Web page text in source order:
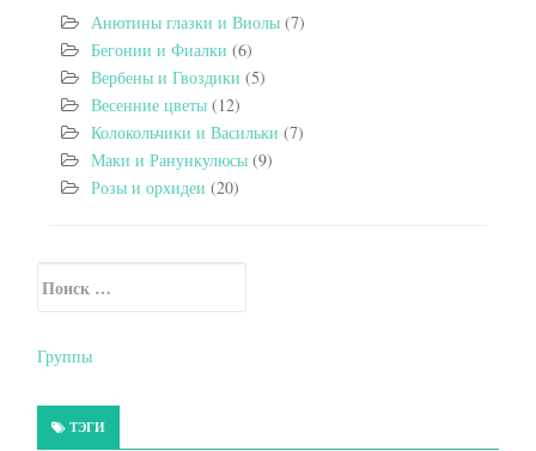
Анютины глазки и Виолы (7)
Бегонии и Фиалки (6)
Вербены и Гвоздики (5)
Весенние цветы (12)
Колокольчики и Васильки (7)
Маки и Ранункулюсы (9)
Розы и орхидеи (20)
Secondary Sidebar
Искать:
Группы
ТЭГИ